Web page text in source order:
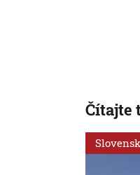
Čítajte